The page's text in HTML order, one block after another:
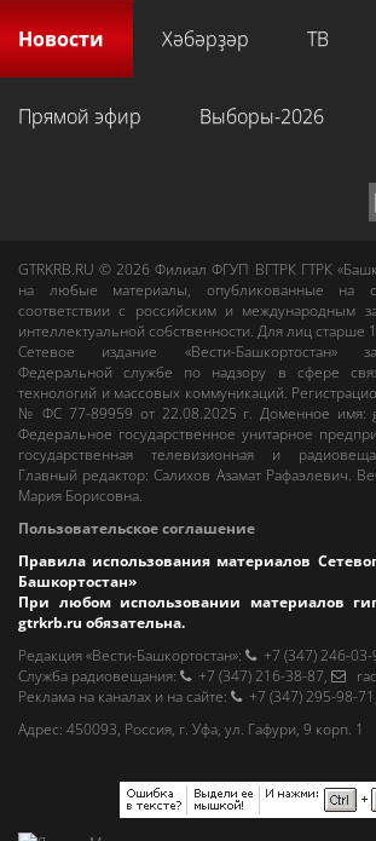
Новости Хәбәрҙәр ТВ
Прямой эфир Выборы-2026
GTRKRB.RU © 2026Филиал ФГУП ВГТРК ГТРК
на любые материалы, опубликованные на
соответствии с российским и международным
интеллектуальной собственности. Для лиц старше
Сетевое издание «Вести-Башкортостан»
Федеральной службе по надзору в сфере
технологий и массовых коммуникаций.
№ ФС 77-89959 от 22.08.2025 г. Доменное имя:
Федеральное государственное унитарное
государственная телевизионная и
Главный редактор:Салихов Азамат Рафаэлевич.
Мария Борисовна.
Пользовательское соглашение
Правила использования материалов
Башкортостан»
При любом использовании материалов
gtrkrb.ru обязательна.
Редакция «Вести-Башкортостан»: +7 (347) 246-03-
Cлужба радиовещания: +7 (347) 216-38-87,
Реклама на каналах и на сайте: +7 (347) 295-98-71
Адрес: 450093, Россия, г. Уфа, ул. Гафури, 9 корп. 1